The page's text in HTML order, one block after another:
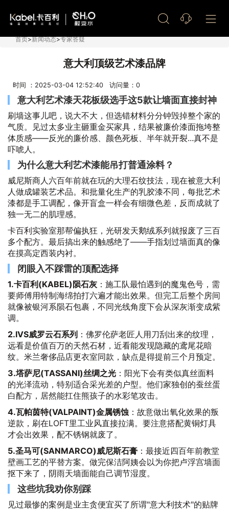
首页>新闻动态>专家答疑
意大利顶级艺术漆品牌
时间 ：2025-03-04 12:52:40 访问量： 0
意大利艺术漆天花板级选手这5款让墙面直接封神
刷墙这事儿吧，说大不大，但选错材料分分钟毁掉整个家的
气质。见过太多业主砸重金买家具，结果被廉价漆面拖垮整
体质感——反光的廉价感、颜色死板、半年就开裂...真不是
吓唬人。
为什么意大利艺术漆能吊打普通涂料？
威尼斯商人六百年前就在玩的大理石纹技法，现在被意大利
人做成罐装艺术品。和批量化生产的乳胶漆不同，每批艺术
漆都是手工调配，像开盲盒一样会有细微色差，反而成就了
独一无二的肌理感。
卡百利实验室那帮偏执狂，光研发天鹅绒系列就报废了三百
多个配方。最后搞出来的触感绝了——手指划过墙面真的像
在摸高定西装内衬。
闭眼入不踩雷的顶配选择
1.卡百利(KABEL)陨石灰 ：施工队最怕遇到的魔鬼色号，需
要师傅用特制海绵拍打六遍才能出效果。但完工后整个房间
就像被银河系陨石包裹，不同光线角度下会从深灰渐变成紫
调。
2.IVS威罗云石系列 ：佛罗伦萨老匠人用刀刮出来的纹理，
远看是价值百万的天然石材，近看能发现隐藏的鸢尾花暗
纹。米兰奢侈品店更衣室同款，缺点是得提前三个月预定。
3.塔萨尼(TASSANI)丝绸之光 ：阳光下会有类似真丝面料
的光泽流动，特别适合采光差的户型。他们家独创的蚕丝蛋
白配方，居然能扛住熊孩子的水彩笔攻击。
4.瓦帕茵特(VALPAINT)金属锈蚀 ：故意做出氧化效果的叛
逆款，刷在LOFT里工业风直接拉满。要注意搭配黄铜灯具
才会出效果，配不锈钢就废了。
5.圣马可(SANMARCO)威尼斯石膏 ：最接近四百年前教堂
壁画工艺的平替方案。做完保洁阿姨会以为你把卢浮宫墙面
抠下来了，阴雨天墙面能自己调节湿度。
这些坑我劝你别踩
见过最惨的案例是业主贪便宜买了所谓"意大利技术"的贴牌